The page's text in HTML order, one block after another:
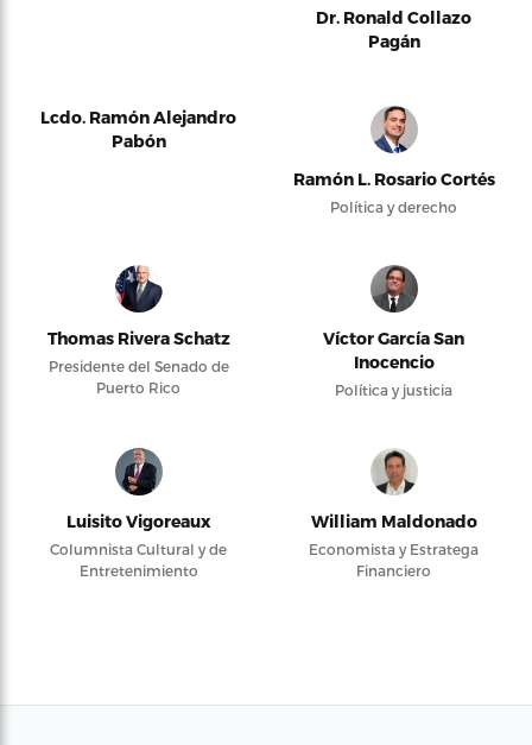
Dr. Ronald Collazo
Pagán
Lcdo. Ramón Alejandro
Pabón
Ramón L. Rosario Cortés
Política y derecho
Thomas Rivera Schatz
Presidente del Senado de
Puerto Rico
Víctor García San
Inocencio
Política y justicia
Luisito Vigoreaux
Columnista Cultural y de
Entretenimiento
William Maldonado
Economista y Estratega
Financiero